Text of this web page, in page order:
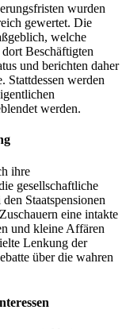
wurden
gewertet. Die
welche
Beschäftigten
und berichten daher
Stattdessen werden
werden.
ihre
gesellschaftliche
Staatspensionen
eine intakte
und kleine Affären
Lenkung der
über die wahren